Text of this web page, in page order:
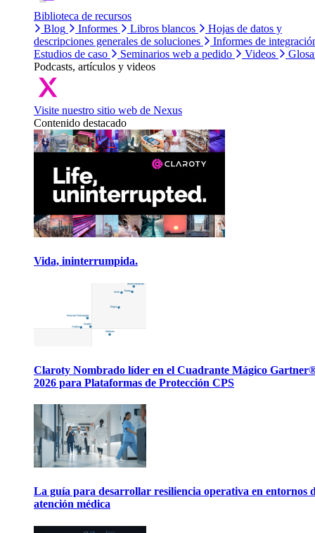
Biblioteca de recursos
Blog
Informes Libros blancos
Hojas de datos y
descripciones generales de soluciones
Informes de
Estudios de caso
Seminarios web a pedido Videos
Podcasts, artículos y videos
Visite nuestro sitio web de Nexus
Contenido destacado
Vida, ininterrumpida.
Claroty Nombrado líder en el Cuadrante Mágico
2026 para Plataformas de Protección CPS
La guía para desarrollar resiliencia operativa en entornos
atención médica